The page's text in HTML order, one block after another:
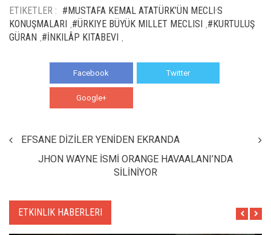
ETIKETLER : #MUSTAFA KEMAL ATATÜRK’ÜN MECLI·S
KONUŞMALARI
,#ÜRKIYE BÜYÜK MILLET MECLISI ,#KURTULUŞ
GÜRAN ,#İNKILÂP KITABEVI ,
Facebook Twitter
Google+
EFSANE DİZİLER YENİDEN EKRANDA
JHON WAYNE İSMİ ORANGE HAVAALANI’NDA
SİLİNİYOR
ETKINLIK HABERLERI